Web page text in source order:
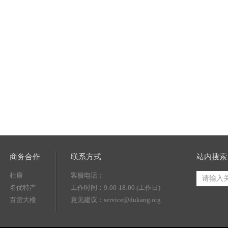
商务合作
杜康
名优特产
百货大楼
联系方式
客服电话：
工作时间：9:00-18:00 (工作日)
意见建议：service@dukang.org
站内搜